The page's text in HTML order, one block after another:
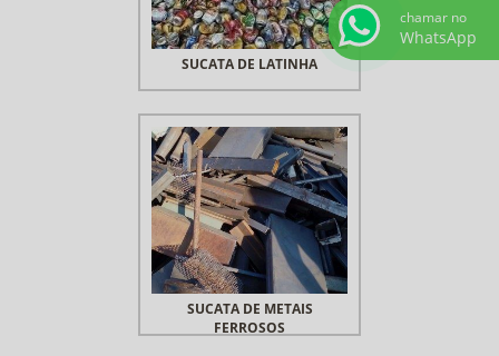
SUCATA DE LATINHA
SUCATA DE METAIS
FERROSOS
chamar no
WhatsApp